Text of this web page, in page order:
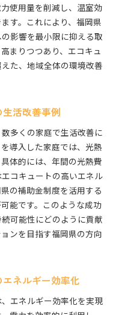
みと特徴
するメリット
する方法
ュートの選び方
フスタイルを変える
する環境に優しい暮
県の環境改善
者の声
ができる環境保全活
がもたらす社会的影
福岡県のサステナブ
来に与える影響
て福岡県で持続可能
使用量を削減し、温室効
す。これにより、福岡県
影響を最小限に抑える取
まりつつあり、エコキュ
た、地域全体の環境改善
活改善事例
多くの家庭で生活改善に
導入した家庭では、光熱
体的には、年間の光熱費
コキュートの高いエネル
の補助金制度を活用する
能です。このような成功
可能性にどのように貢献
ンを目指す福岡県の方向
ネルギー効率化
エネルギー効率化を実現